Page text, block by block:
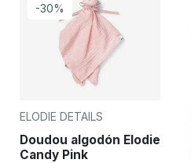
-30%
ELODIE DETAILS
Doudou algodón Elodie
Candy Pink